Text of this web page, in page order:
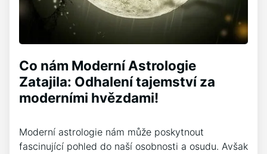
Co nám Moderní Astrologie
Zatajila: Odhalení tajemství za
moderními hvězdami!
Moderní astrologie nám může poskytnout
fascinující pohled do naší osobnosti a osudu. Avšak